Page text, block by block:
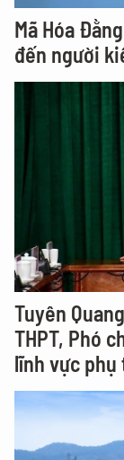
Mã Hóa
đến người
Tuyên
THPT, Phó
lĩnh vực phụ